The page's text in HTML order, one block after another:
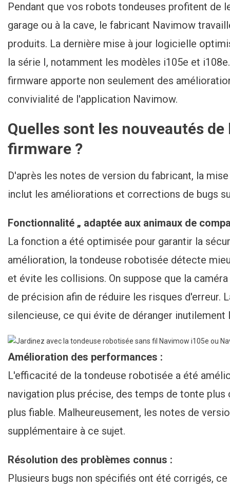
I105e Und I108e
Softwareupdate
Pendant que vos robots tondeuses profitent de
garage ou à la cave, le fabricant Navimow
produits. La dernière mise à jour logicielle
la série I, notamment les modèles i105e et
firmware apporte non seulement des
convivialité de l'application Navimow.
Quelles sont les nouveautés
firmware ?
D'après les notes de version du fabricant, la
inclut les améliorations et corrections de bugs
Fonctionnalité „ adaptée aux animaux de
La fonction a été optimisée pour garantir la
amélioration, la tondeuse robotisée détecte
et évite les collisions. On suppose que la
de précision afin de réduire les risques d'erreur.
silencieuse, ce qui évite de déranger inutilement
Amélioration des performances :
L'efficacité de la tondeuse robotisée a été
navigation plus précise, des temps de tonte
plus fiable. Malheureusement, les notes de
supplémentaire à ce sujet.
Résolution des problèmes connus :
Plusieurs bugs non spécifiés ont été corrigés,